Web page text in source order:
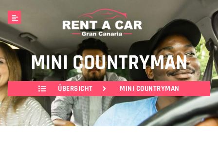
MINI COUNTRYMAN
ÜBERSICHT MINI COUNTRYMAN